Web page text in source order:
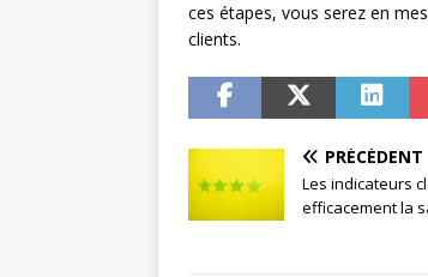
ces étapes, vous serez en
clients.
PRÉCÉDENT
Les indicateurs
efficacement la